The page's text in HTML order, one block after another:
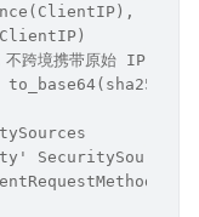
跨境携带原始 IP
SecuritySources